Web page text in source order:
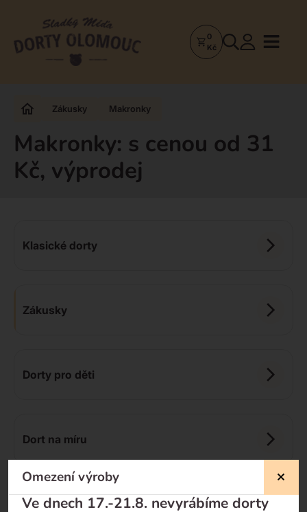
Dorty
dorty
poctivá
cukrárna
0
Kč
Zákusky Makronky
Makronky: s cenou od 31
Kč, výprodej
Klasické dorty
Zákusky
Dorty pro děti
Dort na míru
Doporučujeme Od nejlevnějšího Od nejdražšího
Omezení výroby
Ve dnech 17.-21.8. nevyrábíme dorty